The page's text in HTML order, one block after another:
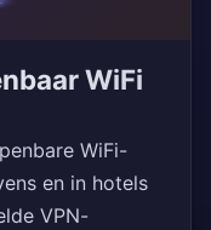
WiFi
WiFi-
en in hotels
VPN-